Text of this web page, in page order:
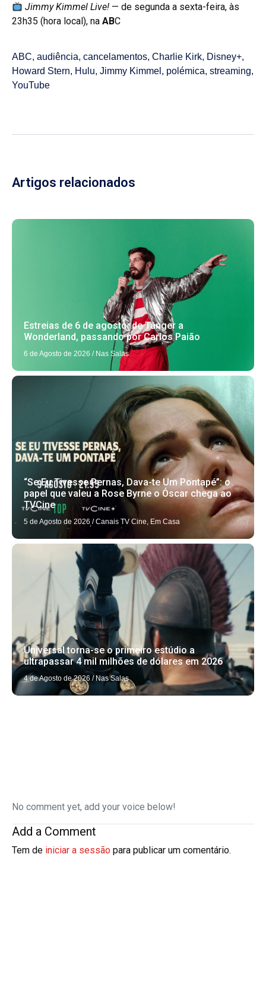
Jimmy Kimmel Live! — de segunda a sexta-feira, às
23h35 (hora local), na ABC
ABC, audiência, cancelamentos, Charlie Kirk, Disney+,
Howard Stern, Hulu, Jimmy Kimmel , polémica, streaming,
YouTube
Artigos relacionados
Estreias de 6 de agosto: de Tânger a
Wonderland, passando por Carlos Paião
6 de Agosto de 2026 / Nas Salas
“Se Eu Tivesse Pernas, Dava-te Um Pontapé”: o
papel que valeu a Rose Byrne o Óscar chega ao
TVCine
5 de Agosto de 2026 / Canais TV Cine, Em Casa
Universal torna-se o primeiro estúdio a
ultrapassar 4 mil milhões de dólares em 2026
4 de Agosto de 2026 / Nas Salas
No comment yet, add your voice below!
Add a Comment
Tem de iniciar a sessão para publicar um comentário.